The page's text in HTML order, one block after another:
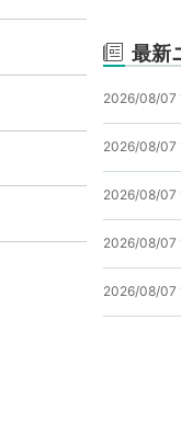
最新
2026/08/07
2026/08/07
2026/08/07
2026/08/07
2026/08/07